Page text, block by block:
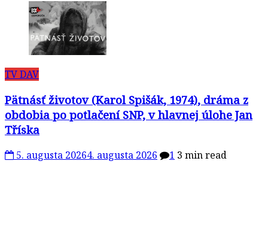
TV DAV
Pätnásť životov (Karol Spišák, 1974), dráma z
obdobia po potlačení SNP, v hlavnej úlohe Jan
Tříska
5. augusta 20264. augusta 2026 1 3 min read